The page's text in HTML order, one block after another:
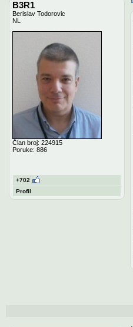
B3R1
Berislav Todorovic
NL
Član broj: 224915
Poruke: 886
+702
Profil